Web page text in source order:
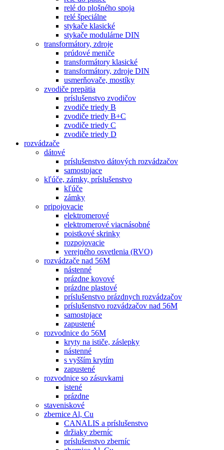
relé do plošného spoja
relé špeciálne
stykače klasické
stykače modulárne DIN
transformátory, zdroje
prúdové meniče
transformátory klasické
transformátory, zdroje DIN
usmerňovače, mostíky
zvodiče prepätia
príslušenstvo zvodičov
zvodiče triedy B
zvodiče triedy B+C
zvodiče triedy C
zvodiče triedy D
rozvádzače
dátové
príslušenstvo dátových rozvádzačov
samostojace
kľúče, zámky, príslušenstvo
kľúče
zámky
pripojovacie
elektromerové
elektromerové viacnásobné
poistkové skrinky
rozpojovacie
verejného osvetlenia (RVO)
rozvádzače nad 56M
nástenné
prázdne kovové
prázdne plastové
príslušenstvo prázdnych rozvádzačov
príslušenstvo rozvádzačov nad 56M
samostojace
zapustené
rozvodnice do 56M
kryty na ističe, záslepky
nástenné
s vyšším krytím
zapustené
rozvodnice so zásuvkami
istené
prázdne
staveniskové
zbernice Al, Cu
CANALIS a príslušenstvo
držiaky zberníc
príslušenstvo zberníc